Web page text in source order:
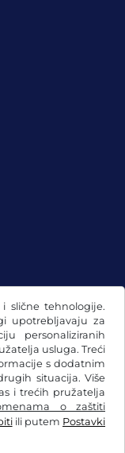
slične tehnologije.
upotrebljavaju za
personaliziranih
usluga. Treći
s dodatnim
situacija. Više
i trećih pružatelja
o zaštiti
ili putem Postavki